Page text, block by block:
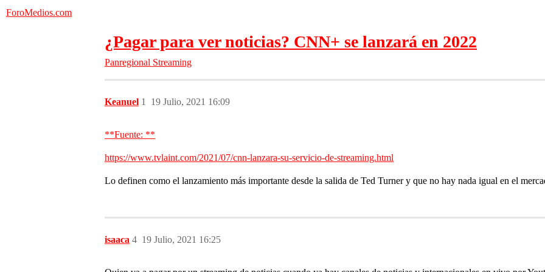
ForoMedios.com
¿Pagar para ver noticias? CNN+ se lanzará en 2022
Panregional Streaming
Keanuel 19 Julio, 2021 16:09
1
**Fuente: **
https://www.tvlaint.com/2021/07/cnn-lanzara-su-servicio-de-streaming.html
Lo definen como el lanzamiento más importante desde la salida de Ted Turner y que no hay nada igual en el
isaaca 19 Julio, 2021 16:25
4